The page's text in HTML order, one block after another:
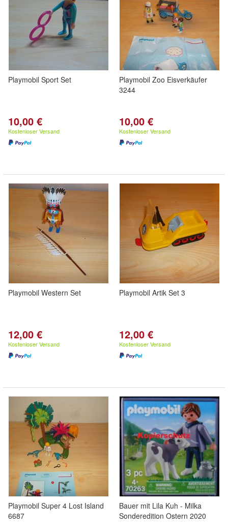
Playmobil Sport Set
10,00 €
Kostenloser Versand
Playmobil Zoo Eisverkäufer
3244
10,00 €
Kostenloser Versand
Playmobil Western Set
12,00 €
Kostenloser Versand
Playmobil Artik Set 3
12,00 €
Kostenloser Versand
Playmobil Super 4 Lost Island
6687
Bauer mit Lila Kuh - Milka
Sonderedition Ostern 2020